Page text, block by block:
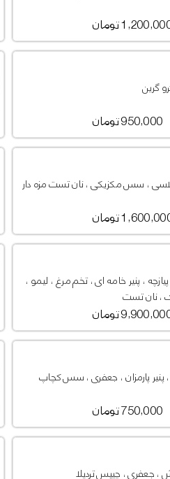
تومان
گرین
950,000 تومان
، سس مکزیکی ، نان تست مزه دار
تومان
پیازچه ، پنیر خامه ای ، تخم مرغ ، لیمو ،
، نان تست
تومان
پنیر پارمزان ، جعفری ، سس کچاپ
750,000 تومان
، جعفری ، چیپس تردیلا